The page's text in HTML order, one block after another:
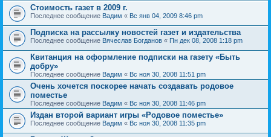
Стоимость газет в 2009 г.
Последнее сообщение Вадим « Вс янв 04, 2009 8:46 pm
Подписка на рассылку новостей газет и издательства
Последнее сообщение Вячеслав Богданов « Пн дек 08, 2008 1:18 pm
Квитанция на оформление подписки на газету «Быть
добру»
Последнее сообщение Вадим « Вс ноя 30, 2008 11:51 pm
Очень хочется поскорее начать создавать родовое
поместье
Последнее сообщение Вадим « Вс ноя 30, 2008 11:46 pm
Издан второй вариант игры «Родовое поместье»
Последнее сообщение Вадим « Вс ноя 30, 2008 11:35 pm